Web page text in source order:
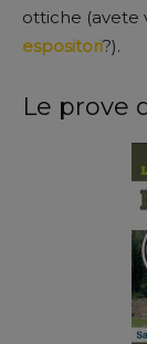
ottiche (avete
espositori?).
Le prove